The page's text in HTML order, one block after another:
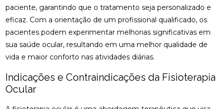
paciente, garantindo que o tratamento seja personalizado e
eficaz. Com a orientação de um profissional qualificado, os
pacientes podem experimentar melhorias significativas em
sua saúde ocular, resultando em uma melhor qualidade de
vida e maior conforto nas atividades diárias.
Indicações e Contraindicações da Fisioterapia
Ocular
DESCUBRA OS BENEFÍCIOS DA ACUPUNTURA RJ
PARA A SUA SAÚDE
DESCUBRA OS BENEFÍCIOS DA ACUPUNTURA RJ
PARA SUA SAÚDE E BEM-ESTAR
DESCUBRA OS BENEFÍCIOS DA CLÍNICA DE
QUIROPRAXIA PARA SUA SAÚDE